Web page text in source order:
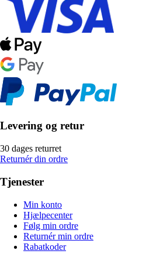
Levering og retur
30 dages returret
Returnér din ordre
Tjenester
Min konto
Hjælpecenter
Følg min ordre
Returnér min ordre
Rabatkoder